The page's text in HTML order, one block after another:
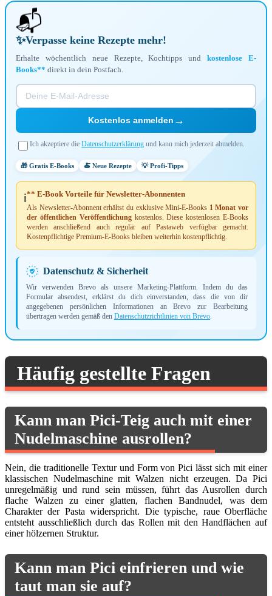
📬
✨Verpasse keine Rezepte mehr!
Erhalte wöchentlich neue Rezepte, Kochtipps undkostenlose E-
Books** direkt in dein Postfach.
Kostenlos anmelden →
Ich akzeptiere die Datenschutzerklärung und kann mich jederzeit abmelden.
🎁 Gratis E-Books 🍝 Neue Rezepte 💡 Profi-Tipps
ℹ️** E-Book Vorteile für Newsletter-Abonnenten
Als Newsletter-Abonnent erhältst du exklusive Mini-E-Books 1 Monat vor
der öffentlichen Veröffentlichungkostenlos. Diese kostenlosen E-Books
werden anschließend auch regulär auf Pastaweb verfügbar gemacht.
Kostenpflichtige Premium-E-Books bleiben weiterhin kostenpflichtig.
Datenschutz & Sicherheit
Wir verwenden Brevo als unsere Marketing-Plattform. Indem du das
Formular absendest, erklärst du dich einverstanden, dass die von dir
angegebenen persönlichen Informationen an Brevo zur Bearbeitung
übertragen werden gemäß den Datenschutzrichtlinien von Brevo
Häufig gestellte Fragen
Kann man Pici-Teig auch mit einer
Nudelmaschine ausrollen?
Nein, die traditionelle Textur und Form von Pici lässt sich mit einer
klassischen Nudelmaschine mit Walzen nicht erzeugen. Da Pici
unregelmäßig und rund sein müssen, führt das Ausrollen durch
flache Walzen zu einer glatten, flachen Bandnudel, was dem
Charakter der Pasta widerspricht. Die typische, raue Oberfläche
entsteht ausschließlich durch das Rollen mit den Handflächen auf
einer hölzernen Struktur.
Kann man Pici einfrieren und wie
taut man sie auf?